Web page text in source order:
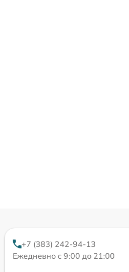
+7 (383) 242-94-13
Ежедневно с 9:00 до 21:00